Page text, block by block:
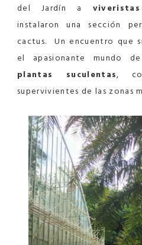
del Jardín a
instalaron una sección
cactus. Un encuentro que
el apasionante mundo
plantas suculentas,
supervivientes de las zonas